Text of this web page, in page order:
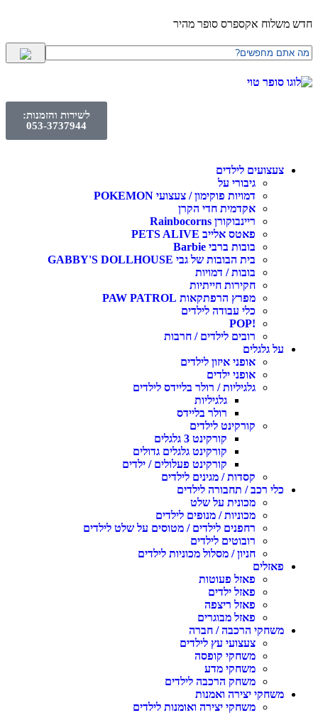
חדש משלוח אקספרס סופר מהיר
לשירות והזמנות:
053-3737944
צעצועים לילדים
גיבורי על
דמויות פוקימון / צעצועי POKEMON
אקדמית חדי הקרן
ריינבוקורן Rainbocorns
פאטס אלייב PETS ALIVE
בובות ברבי Barbie
בית הבובות של גבי GABBY'S DOLLHOUSE
בובות / דמויות
חקירות חייתיות
מפרץ הרפתקאות PAW PATROL
כלי עבודה לילדים
!POP
רובים לילדים / חרבות
על גלגלים
אופני איזון לילדים
אופני ילדים
גלגיליות / רולר בליידס לילדים
גלגיליות
רולר בליידס
קורקינט לילדים
קורקינט 3 גלגלים
קורקינט גלגלים גדולים
קורקינט פעלולים / ילדים
קסדות / מגינים לילדים
כלי רכב / תחבורה לילדים
מכונית על שלט
מכוניות / מנופים לילדים
רחפנים לילדים / מטוסים על שלט לילדים
רובוטים לילדים
חניון / מסלול מכוניות לילדים
פאזלים
פאזל פעוטות
פאזל ילדים
פאזל ריצפה
פאזל מבוגרים
משחקי הרכבה / חברה
צעצועי עץ לילדים
משחקי קופסה
משחקי מדע
משחק הרכבה לילדים
משחקי יצירה ואמנות
משחקי יצירה ואומנות לילדים